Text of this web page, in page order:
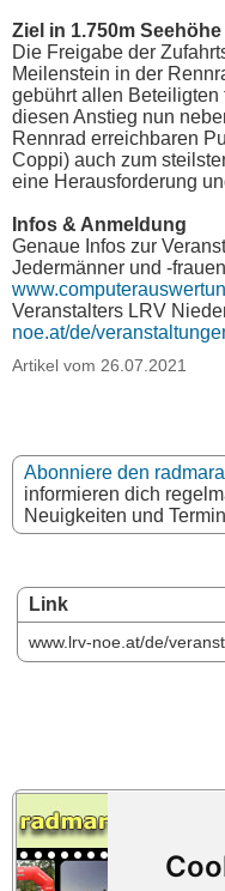
Link
www.lrv-noe.at/de/
Ziel in 1.750m Seehöhe
Die Freigabe der
Meilenstein in der
gebührt allen
diesen Anstieg nun
Rennrad erreichbaren
Coppi) auch zum
eine Herausforderung
Infos & Anmeldung
Genaue Infos zur
Jedermänner und -
Veranstalters LRV
noe.at/de/
Artikel vom 26.07.2021
Abonniere den
informieren dich
Neuigkeiten und